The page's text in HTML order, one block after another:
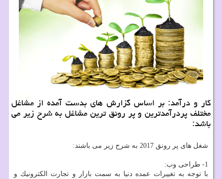
كار و درآمد: بر اساس گزارش های بدست آمده از مشاغل
مختلف پردرآمدترین و پر رونق ترین مشاغل به شرح زیر می
باشد:
شغل های پر رونق 2017 به شرح زیر می باشند:
1- طراحی وب:
با توجه به تغییرات عمده دنیا به سمت بازار و تجارت الكترونیك و